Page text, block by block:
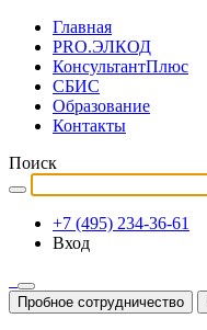
Главная
PRO.ЭЛКОД
КонсультантПлюс
СБИС
Образование
Контакты
Поиск
+7 (495) 234-36-61
Вход
Пробное сотрудничество